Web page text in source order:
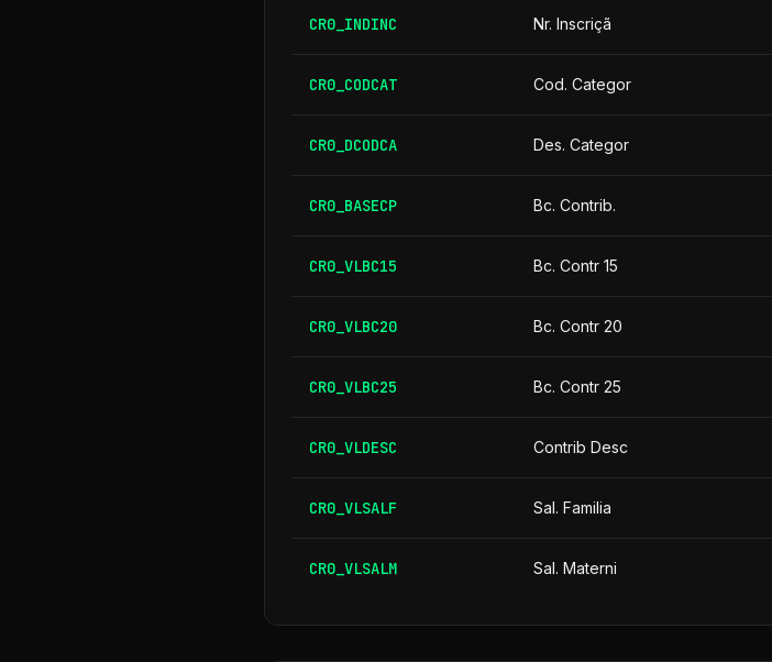
CR0_INDINC Nr. Inscriçã
CR0_CODCAT Cod. Categor
CR0_DCODCA Des. Categor
CR0_BASECP Bc. Contrib.
CR0_VLBC15 Bc. Contr 15
CR0_VLBC20 Bc. Contr 20
CR0_VLBC25 Bc. Contr 25
CR0_VLDESC Contrib Desc
CR0_VLSALF Sal. Familia
CR0_VLSALM Sal. Materni